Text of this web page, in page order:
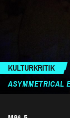
KULTURKRITIK
ASYMMETRICAL